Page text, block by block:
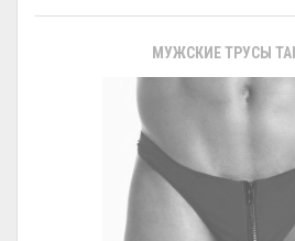
МУЖСКИЕ ТРУСЫ